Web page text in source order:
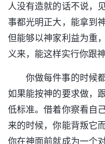
人没有造就的话不说，
事都光明正大，能拿到
但能够以神家利益为重
义来，能这样实行你跟
你做每件事的时候
如果能按神的要求做，
低标准。借着你察看自
来的时候，你能背叛它
你在神面前就成为一个